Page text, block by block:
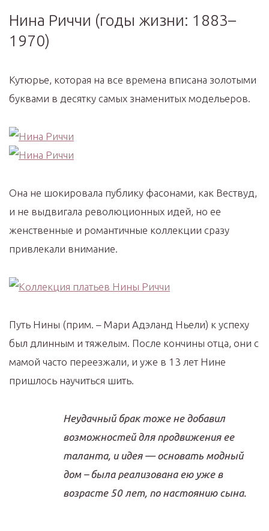
Нина Риччи (годы жизни: 1883–
1970)
Кутюрье, которая на все времена вписана золотыми
буквами в десятку самых знаменитых модельеров.
Она не шокировала публику фасонами, как Вествуд,
и не выдвигала революционных идей, но ее
женственные и романтичные коллекции сразу
привлекали внимание.
Путь Нины (прим. – Мари Адэланд Ньели) к успеху
был длинным и тяжелым. После кончины отца, они с
мамой часто переезжали, и уже в 13 лет Нине
пришлось научиться шить.
Неудачный брак тоже не добавил
возможностей для продвижения ее
таланта, и идея — основать модный
дом – была реализована ею уже в
возрасте 50 лет, по настоянию сына.